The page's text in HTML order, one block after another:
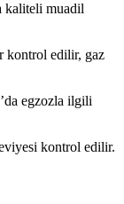
muadil
kontrol edilir, gaz
egzozla ilgili
kontrol edilir.